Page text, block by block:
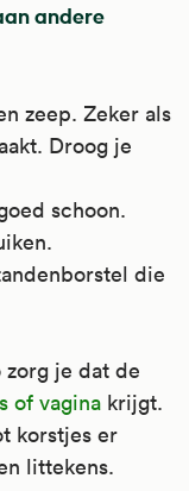
(zoals
(zoals
en
van
(zoals bij
de
van
bij
syndroom
bij
andere
zeep. Zeker als
Droog je
schoon.
die
zorg je dat de
of vagina krijgt.
korstjes er
littekens.